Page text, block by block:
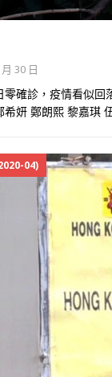
30 日
零確診，疫情看似
希妍 鄭朗熙 黎嘉琪
04)